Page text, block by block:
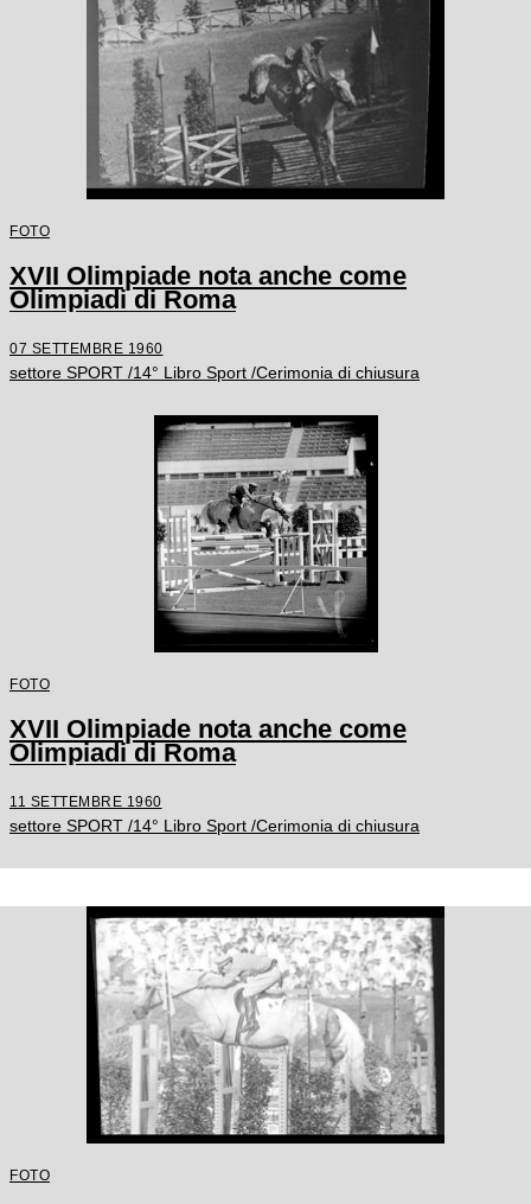
FOTO
XVII Olimpiade nota anche come
Olimpiadi di Roma
07 SETTEMBRE 1960
settore SPORT /14° Libro Sport /Cerimonia di chiusura
FOTO
XVII Olimpiade nota anche come
Olimpiadi di Roma
11 SETTEMBRE 1960
settore SPORT /14° Libro Sport /Cerimonia di chiusura
FOTO